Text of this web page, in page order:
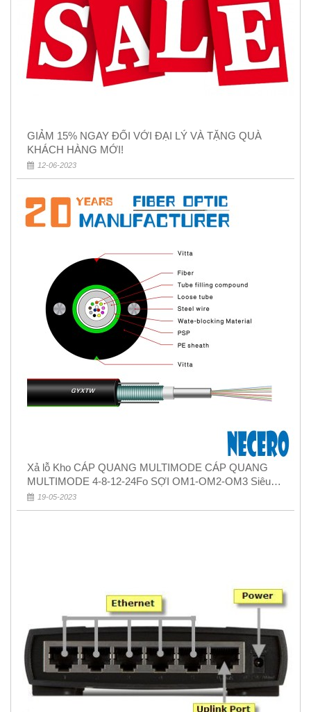
GIẢM 15% NGAY ĐỐI VỚI ĐẠI LÝ VÀ TẶNG QUÀ
KHÁCH HÀNG MỚI!
12-06-2023
Xả lỗ Kho CÁP QUANG MULTIMODE CÁP QUANG
MULTIMODE 4-8-12-24Fo SỢI OM1-OM2-OM3 Siêu
Rẻ 5k
19-05-2023